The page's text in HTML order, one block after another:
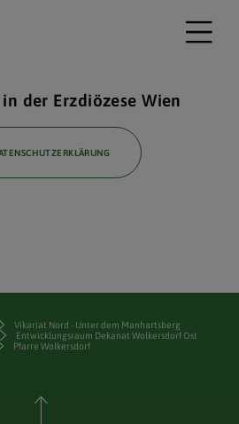
der Erzdiözese Wien
Vikariat Nord - Unter dem Manhartsberg
Entwicklungsraum Dekanat Wolkersdorf Ost
Pfarre Wolkersdorf